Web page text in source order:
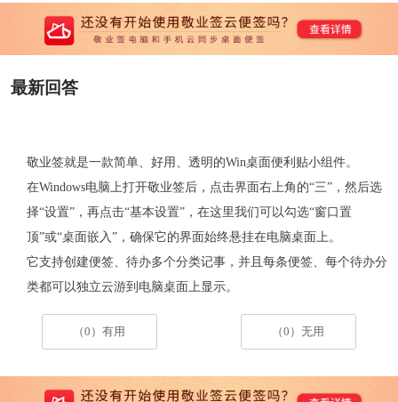
最新回答
敬业签就是一款简单、好用、透明的Win桌面便利贴小组件。
在Windows电脑上打开敬业签后，点击界面右上角的“三”，然后选
择“设置”，再点击“基本设置”，在这里我们可以勾选“窗口置
顶”或“桌面嵌入”，确保它的界面始终悬挂在电脑桌面上。
它支持创建便签、待办多个分类记事，并且每条便签、每个待办分
类都可以独立云游到电脑桌面上显示。
（0）有用 （0）无用